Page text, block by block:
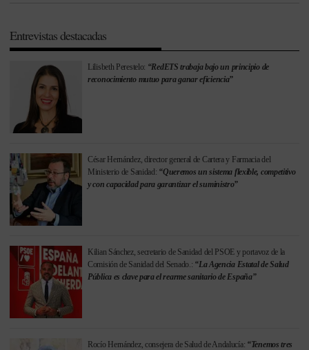
Entrevistas destacadas
Lilisbeth Perestelo: “RedETS trabaja bajo un principio de
reconocimiento mutuo para ganar eficiencia”
César Hernández, director general de Cartera y Farmacia del
Ministerio de Sanidad: “Queremos un sistema flexible, competitivo
y con capacidad para garantizar el suministro”
Kilian Sánchez, secretario de Sanidad del PSOE y portavoz de la
Comisión de Sanidad del Senado.: “La Agencia Estatal de Salud
Pública es clave para el rearme sanitario de España”
Rocío Hernández, consejera de Salud de Andalucía: “Tenemos tres